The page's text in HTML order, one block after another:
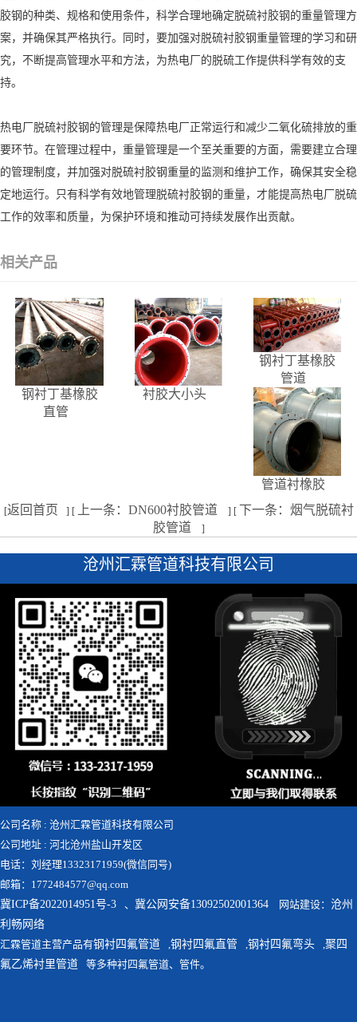
胶钢的种类、规格和使用条件，科学合理地确定脱硫衬胶钢的重量管理方
案，并确保其严格执行。同时，要加强对脱硫衬胶钢重量管理的学习和研
究，不断提高管理水平和方法，为热电厂的脱硫工作提供科学有效的支
持。
热电厂脱硫衬胶钢的管理是保障热电厂正常运行和减少二氧化硫排放的重
要环节。在管理过程中，重量管理是一个至关重要的方面，需要建立合理
的管理制度，并加强对脱硫衬胶钢重量的监测和维护工作，确保其安全稳
定地运行。只有科学有效地管理脱硫衬胶钢的重量，才能提高热电厂脱硫
工作的效率和质量，为保护环境和推动可持续发展作出贡献。
相关产品
钢衬丁基橡胶
直管
衬胶大小头
钢衬丁基橡胶
管道
管道衬橡胶
[返回首页 ] [ 上一条：DN600衬胶管道 ] [ 下一条：烟气脱硫衬
胶管道
]
沧州汇霖管道科技有限公司
公司名称 : 沧州汇霖管道科技有限公司
公司地址 : 河北沧州盐山开发区
电话：刘经理13323171959(微信同号)
邮箱：1772484577@qq.com
冀ICP备2022014951号-3
、 冀公网安备13092502001364 网站建设： 沧州
利畅网络
汇霖管道主营产品有钢衬四氟管道 ,钢衬四氟直管 ,钢衬四氟弯头 ,聚四
氟乙烯衬里管道
等多种衬四氟管道、管件。